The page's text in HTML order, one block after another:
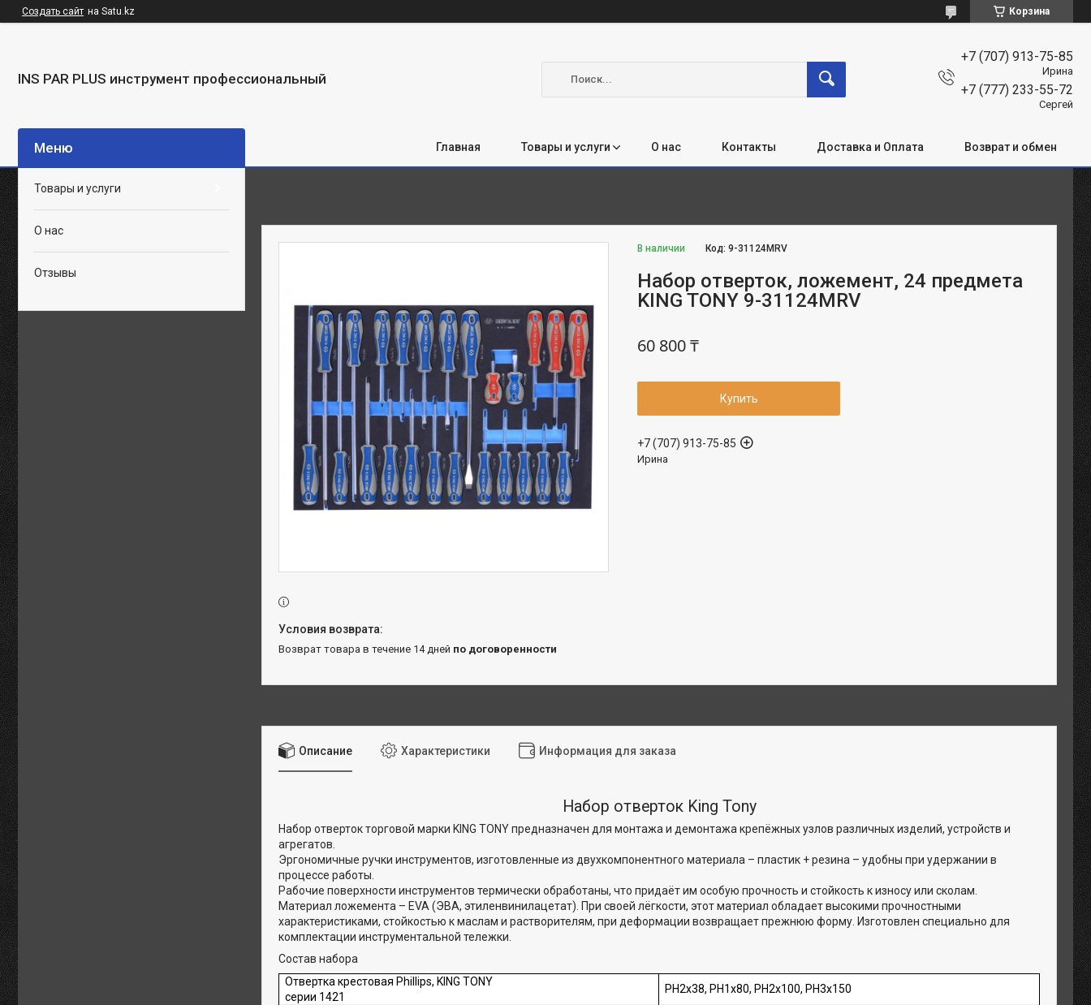
Создать сайт на Satu.kz Корзина
INS PAR PLUS инструмент профессиональный
+7 (707) 913-75-85
Ирина
+7 (777) 233-55-72
Сергей
Главная Товары и услуги О нас Контакты Доставка и Оплата Возврат и обмен
В наличии Код:9-31124MRV
Набор отверток, ложемент, 24 предмета
KING TONY 9-31124MRV
60 800 ₸
Купить
+7 (707) 913-75-85
Ирина
возврат товара в течение 14 дней по договоренности
Описание Характеристики Информация для заказа
Набор отверток King Tony
Набор отверток торговой марки KING TONY предназначен для монтажа и демонтажа крепёжных узлов различных изделий, устройств и
агрегатов.
Эргономичные ручки инструментов, изготовленные из двухкомпонентного материала – пластик + резина – удобны при удержании в
процессе работы.
Рабочие поверхности инструментов термически обработаны, что придаёт им особую прочность и стойкость к износу или сколам.
Материал ложемента – EVA (ЭВА, этиленвинилацетат). При своей лёгкости, этот материал обладает высокими прочностными
характеристиками, стойкостью к маслам и растворителям, при деформации возвращает прежнюю форму. Изготовлен специально для
комплектации инструментальной тележки.
Состав набора
Отвертка крестовая Phillips, KING TONY
серии 1421
PH2x38, PH1x80, PH2x100, PH3x150
Товары и услуги
О нас
Отзывы